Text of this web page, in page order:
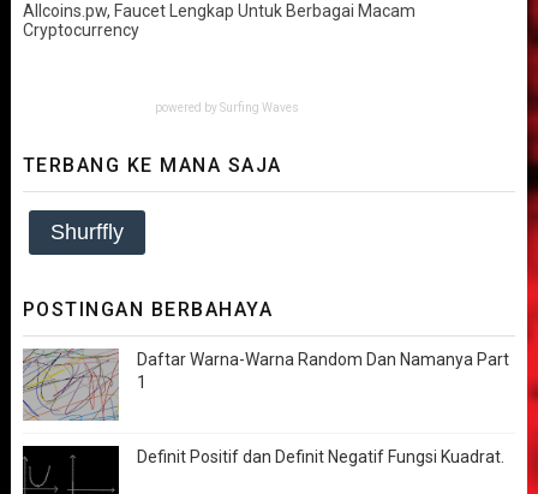
Allcoins.pw, Faucet Lengkap Untuk Berbagai Macam
Cryptocurrency
powered by Surfing Waves
TERBANG KE MANA SAJA
Shurffly
POSTINGAN BERBAHAYA
Daftar Warna-Warna Random Dan Namanya Part
1
Definit Positif dan Definit Negatif Fungsi Kuadrat.